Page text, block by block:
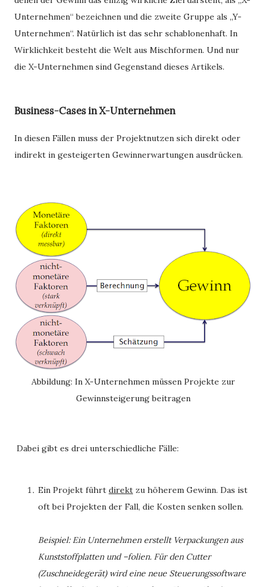
Unternehmen“ bezeichnen und die zweite Gruppe als „Y-
Unternehmen“. Natürlich ist das sehr schablonenhaft. In
Wirklichkeit besteht die Welt aus Mischformen. Und nur
die X-Unternehmen sind Gegenstand dieses Artikels.
Business-Cases in X-Unternehmen
In diesen Fällen muss der Projektnutzen sich direkt oder
indirekt in gesteigerten Gewinnerwartungen ausdrücken.
Abbildung: In X-Unternehmen müssen Projekte zur
Gewinnsteigerung beitragen
Dabei gibt es drei unterschiedliche Fälle:
Ein Projekt führt direkt zu höherem Gewinn. Das ist
oft bei Projekten der Fall, die Kosten senken sollen.
Beispiel: Ein Unternehmen erstellt Verpackungen aus
Kunststoffplatten und –folien. Für den Cutter
(Zuschneidegerät) wird eine neue Steuerungssoftware